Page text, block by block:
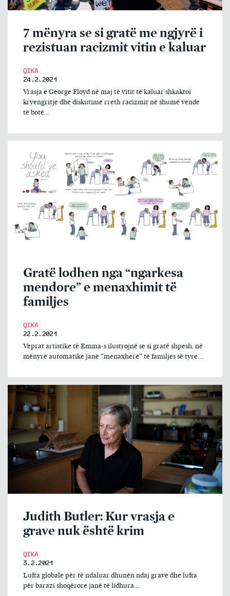
7 mënyra se si gratë me ngjyrë i
rezistuan racizmit vitin e kaluar
QIKA
24.2.2021
Vrasja e George Floyd në maj të vitit të kaluar shkaktoi
kryengritje dhe diskutime rreth racizmit në shumë vende
të botë...
Gratë lodhen nga “ngarkesa
mendore” e menaxhimit të
familjes
QIKA
22.2.2021
Veprat artistike të Emma-s ilustrojnë se si gratë shpesh, në
mënyrë automatike janë “menaxhere” të familjes së tyre....
Judith Butler: Kur vrasja e
grave nuk është krim
QIKA
3.2.2021
Lufta globale për të ndaluar dhunën ndaj grave dhe lufta
për barazi shoqërore janë të lidhura....